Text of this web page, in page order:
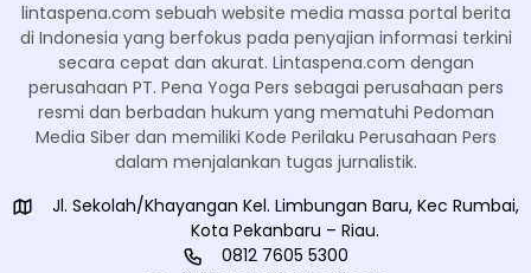
lintaspena.com sebuah website media massa portal berita
di Indonesia yang berfokus pada penyajian informasi terkini
secara cepat dan akurat. Lintaspena.com dengan
perusahaan PT. Pena Yoga Pers sebagai perusahaan pers
resmi dan berbadan hukum yang mematuhi Pedoman
Media Siber dan memiliki Kode Perilaku Perusahaan Pers
dalam menjalankan tugas jurnalistik.
Jl. Sekolah/Khayangan Kel. Limbungan Baru, Kec Rumbai,
Kota Pekanbaru – Riau.
0812 7605 5300